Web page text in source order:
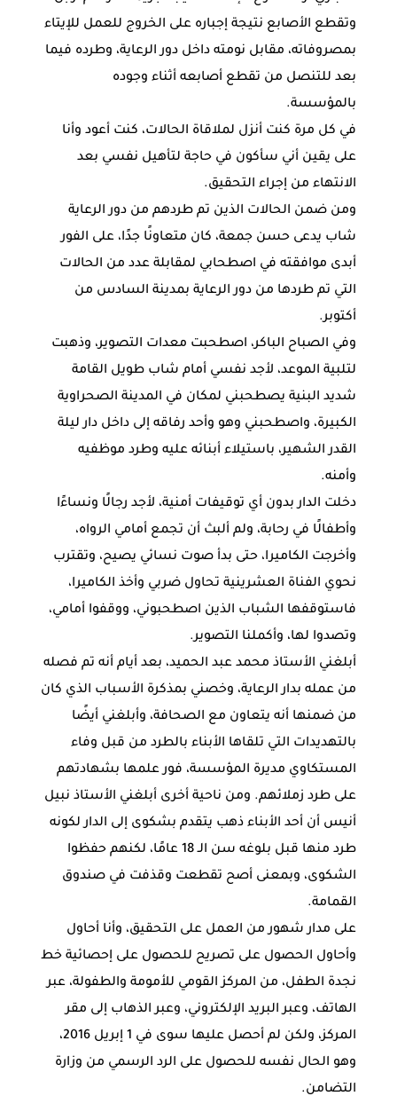
وتقطع الأصابع نتيجة إجباره على الخروج للعمل للإيتاء
بمصروفاته، مقابل نومته داخل دور الرعاية، وطرده فيما
بعد للتنصل من تقطع أصابعه أثناء وجوده
بالمؤسسة.
في كل مرة كنت أنزل لملاقاة الحالات، كنت أعود وأنا
على يقين أني سأكون في حاجة لتأهيل نفسي بعد
الانتهاء من إجراء التحقيق.
ومن ضمن الحالات الذين تم طردهم من دور الرعاية
شاب يدعى حسن جمعة، كان متعاونًا جدًا، على الفور
أبدى موافقته في اصطحابي لمقابلة عدد من الحالات
التي تم طردها من دور الرعاية بمدينة السادس من
أكتوبر.
وفي الصباح الباكر، اصطحبت معدات التصوير، وذهبت
لتلبية الموعد، لأجد نفسي أمام شاب طويل القامة
شديد البنية يصطحبني لمكان في المدينة الصحراوية
الكبيرة، واصطحبني وهو وأحد رفاقه إلى داخل دار ليلة
القدر الشهير، باستيلاء أبنائه عليه وطرد موظفيه
وأمنه.
دخلت الدار بدون أي توقيفات أمنية، لأجد رجالًا ونساءًا
وأطفالًا في رحابة، ولم ألبث أن تجمع أمامي الرواه،
وأخرجت الكاميرا، حتى بدأ صوت نسائي يصيح، وتقترب
نحوي الفناة العشرينية تحاول ضربي وأخذ الكاميرا،
فاستوقفها الشباب الذين اصطحبوني، ووقفوا أمامي،
وتصدوا لها، وأكملنا التصوير.
أبلغني الأستاذ محمد عبد الحميد، بعد أيام أنه تم فصله
من عمله بدار الرعاية، وخصني بمذكرة الأسباب الذي كان
من ضمنها أنه يتعاون مع الصحافة، وأبلغني أيضًا
بالتهديدات التي تلقاها الأبناء بالطرد من قبل وفاء
المستكاوي مديرة المؤسسة، فور علمها بشهادتهم
على طرد زملائهم. ومن ناحية أخرى أبلغني الأستاذ نبيل
أنيس أن أحد الأبناء ذهب يتقدم بشكوى إلى الدار لكونه
طرد منها قبل بلوغه سن الـ 18 عامًا، لكنهم حفظوا
الشكوى، وبمعنى أصح تقطعت وقذفت في صندوق
القمامة.
على مدار شهور من العمل على التحقيق، وأنا أحاول
وأحاول الحصول على تصريح للحصول على إحصائية خط
نجدة الطفل، من المركز القومي للأمومة والطفولة، عبر
الهاتف، وعبر البريد الإلكتروني، وعبر الذهاب إلى مقر
المركز، ولكن لم أحصل عليها سوى في 1 إبريل 2016،
وهو الحال نفسه للحصول على الرد الرسمي من وزارة
التضامن.